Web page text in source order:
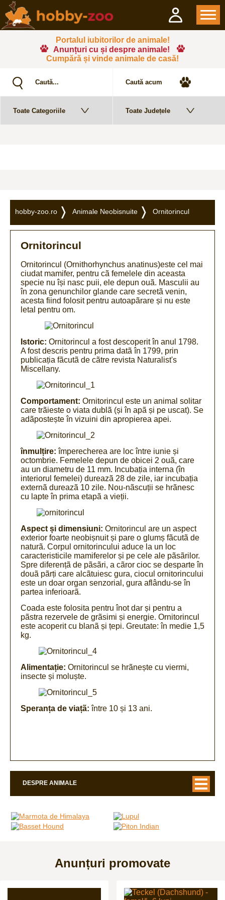
Portalul iubitorilor de animale!
Anunțuri cu și despre animale!
Cumpără și vinde animale de casă!
hobby-zoo.ro Animale Neobisnuite Ornitorincul
Ornitorincul
Ornitorincul (Ornithorhynchus anatinus)este cel mai
ciudat mamifer, pentru cã femelele din aceasta
specie nu își nasc puii, ele depun ouã. Masculii au
în zona genunchilor glande care secretã venin,
acesta fiind folosit pentru autoapãrare și nu este
letal pentru om.
Istoric: Ornitorincul a fost descoperit în anul 1798.
A fost descris pentru prima datã în 1799, prin
publicația fãcutã de cãtre revista Naturalist's
Miscellany.
Comportament: Ornitorincul este un animal solitar
care trãieste o viata dublã (și în apã și pe uscat). Se
adãpostește în vizuini din apropierea apei.
înmulțire: împerecherea are loc între iunie și
octombrie. Femelele depun de obicei 2 ouã, care
au un diametru de 11 mm. Incubația interna (în
interiorul femelei) dureazã 28 de zile, iar incubația
externã dureazã 10 zile. Nou-nãscuții se hrãnesc
cu lapte în prima etapã a vieții.
Aspect și dimensiuni: Ornitorincul are un aspect
exterior foarte neobișnuit și pare o glumș fãcutã de
naturã. Corpul ornitorincului aduce la un loc
caracteristicile mamiferelor și pe cele ale pãsãrilor.
Spre diferențã de pãsãri, a cãror cioc se desparte în
douã pãrți care alcãtuiesc gura, ciocul ornitorincului
este un doar organ senzorial, gura aflându-se în
partea inferioarã.
Coada este folosita pentru înot dar și pentru a
pãstra rezervele de grãsimi și energie. Ornitorincul
este acoperit cu blanã și țepi. Greutate: în medie 1,5
kg.
Alimentație: Ornitorincul se hrãnește cu viermi,
insecte și moluște.
Speranța de viațã: între 10 și 13 ani.
DESPRE ANIMALE
Anunțuri promovate